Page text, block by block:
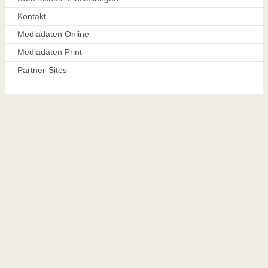
Kontakt
Mediadaten Online
Mediadaten Print
Partner-Sites